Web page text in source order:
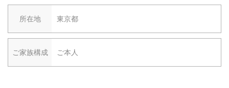
所在地 東京都
ご家族構成 ご本人